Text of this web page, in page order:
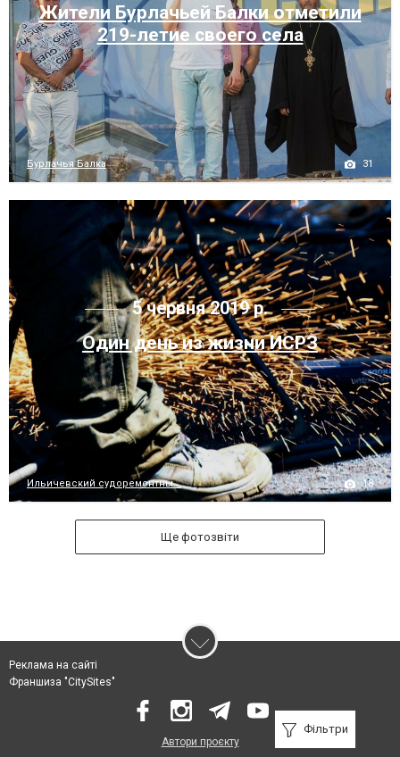
Жители Бурлачьей Балки отметили
219-летие своего села
Бурлачья Балка 31
5 червня 2019 р.
Один день из жизни ИСРЗ
Ильичевский судоремонтны... 18
Ще фотозвіти
Фільтри
Реклама на сайті
Франшиза "CitySites"
Автори проєкту